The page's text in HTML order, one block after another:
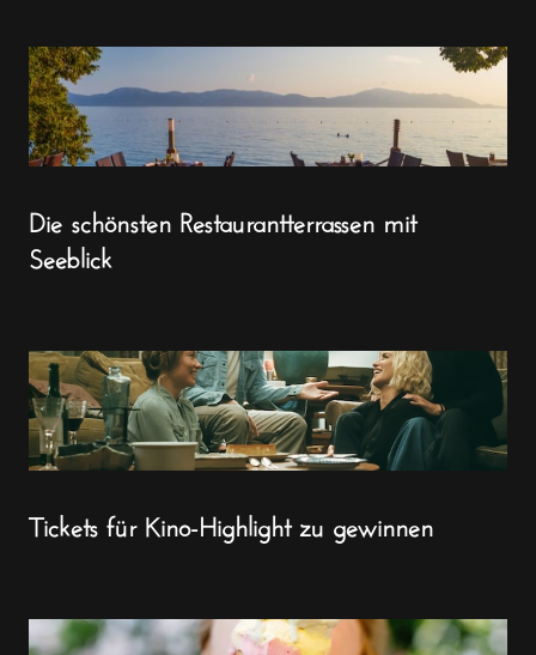
Die schönsten Restaurantterrassen mit
Seeblick
Tickets für Kino-Highlight zu gewinnen